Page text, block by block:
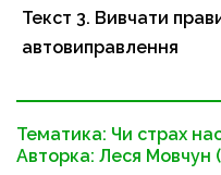
Текст 3. Вивчати
автовиправлення
Тематика: Чи страх
Авторка: Леся Мовчун